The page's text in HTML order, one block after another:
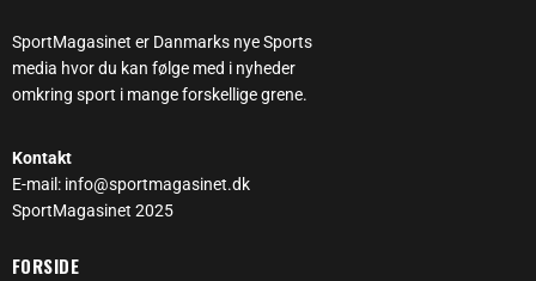
SportMagasinet er Danmarks nye Sports
media hvor du kan følge med i nyheder
omkring sport i mange forskellige grene.
Kontakt
E-mail: info@sportmagasinet.dk
SportMagasinet 2025
FORSIDE